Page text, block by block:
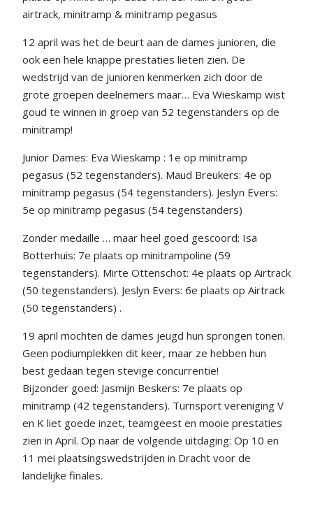
airtrack, minitramp & minitramp pegasus
12 april was het de beurt aan de dames junioren, die
ook een hele knappe prestaties lieten zien. De
wedstrijd van de junioren kenmerken zich door de
grote groepen deelnemers maar… Eva Wieskamp wist
goud te winnen in groep van 52 tegenstanders op de
minitramp!
Junior Dames: Eva Wieskamp : 1e op minitramp
pegasus (52 tegenstanders). Maud Breukers: 4e op
minitramp pegasus (54 tegenstanders). Jeslyn Evers:
5e op minitramp pegasus (54 tegenstanders)
Zonder medaille … maar heel goed gescoord: Isa
Botterhuis: 7e plaats op minitrampoline (59
tegenstanders). Mirte Ottenschot: 4e plaats op Airtrack
(50 tegenstanders). Jeslyn Evers: 6e plaats op Airtrack
(50 tegenstanders) .
19 april mochten de dames jeugd hun sprongen tonen.
Geen podiumplekken dit keer, maar ze hebben hun
best gedaan tegen stevige concurrentie!
Bijzonder goed: Jasmijn Beskers: 7e plaats op
minitramp (42 tegenstanders). Turnsport vereniging V
en K liet goede inzet, teamgeest en mooie prestaties
zien in April. Op naar de volgende uitdaging: Op 10 en
11 mei plaatsingswedstrijden in Dracht voor de
landelijke finales.